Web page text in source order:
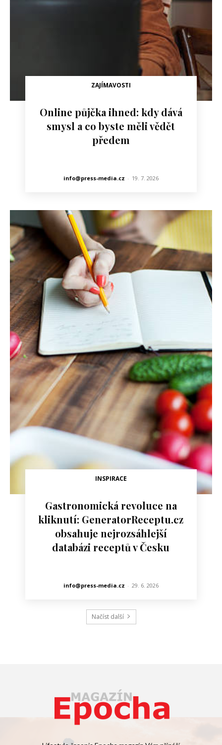
ZAJÍMAVOSTI
Online půjčka ihned: kdy dává
smysl a co byste měli vědět
předem
info@press-media.cz - 19. 7. 2026
INSPIRACE
Gastronomická revoluce na
kliknutí: GeneratorReceptu.cz
obsahuje nejrozsáhlejší
databázi receptů v Česku
info@press-media.cz - 29. 6. 2026
Načíst další